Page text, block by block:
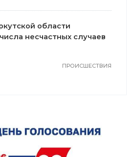
области
несчастных случаев
ПРОИСШЕСТВИЯ